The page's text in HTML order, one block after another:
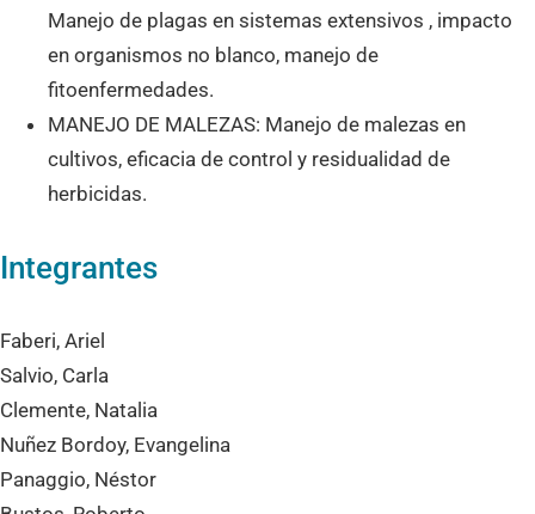
Manejo de plagas en sistemas extensivos , impacto
en organismos no blanco, manejo de
fitoenfermedades.
MANEJO DE MALEZAS: Manejo de malezas en
cultivos, eficacia de control y residualidad de
herbicidas.
Integrantes
Faberi, Ariel
Salvio, Carla
Clemente, Natalia
Nuñez Bordoy, Evangelina
Panaggio, Néstor